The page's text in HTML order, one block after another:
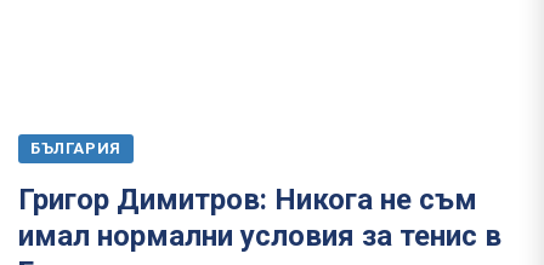
БЪЛГАРИЯ
Григор Димитров: Никога не съм
имал нормални условия за тенис в